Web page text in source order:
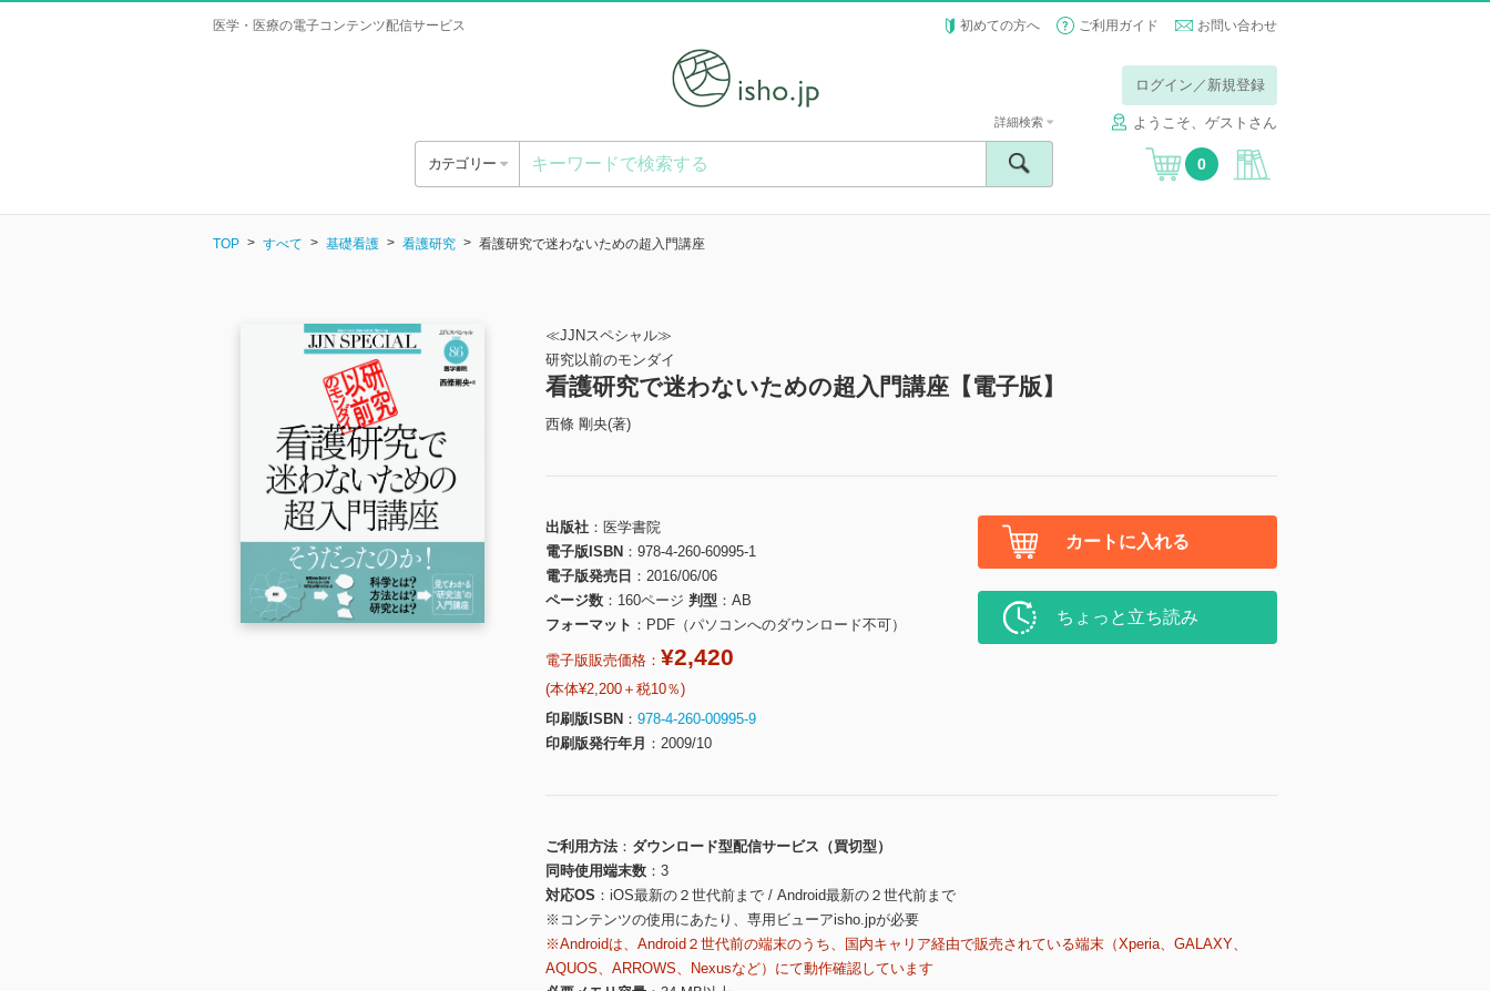
医学・医療の電子コンテンツ配信サービス 初めての方へ ご利用ガイド お問い合わせ
ログイン／新規登録
ようこそ、ゲストさん
カテゴリー
詳細検索
0
TOP すべて 基礎看護 看護研究 看護研究で迷わないための超入門講座
≪JJNスペシャル≫
研究以前のモンダイ
看護研究で迷わないための超入門講座【電子版】
西條 剛央(著)
出版社
医学書院
電子版ISBN
978-4-260-60995-1
電子版発売日
2016/06/06
ページ数
160ページ 判型
AB
フォーマット
PDF（パソコンへのダウンロード不可）
電子版販売価格： ¥2,420
(本体¥2,200＋税10％)
印刷版ISBN
978-4-260-00995-9
印刷版発行年月
2009/10
カートに入れる
ちょっと立ち読み
ご利用方法
ダウンロード型配信サービス（買切型）
同時使用端末数
3
対応OS
iOS最新の２世代前まで / Android最新の２世代前まで
※コンテンツの使用にあたり、専用ビューアisho.jpが必要
※Androidは、Android２世代前の端末のうち、国内キャリア経由で販売されている端末（Xperia、GALAXY、
AQUOS、ARROWS、Nexusなど）にて動作確認しています